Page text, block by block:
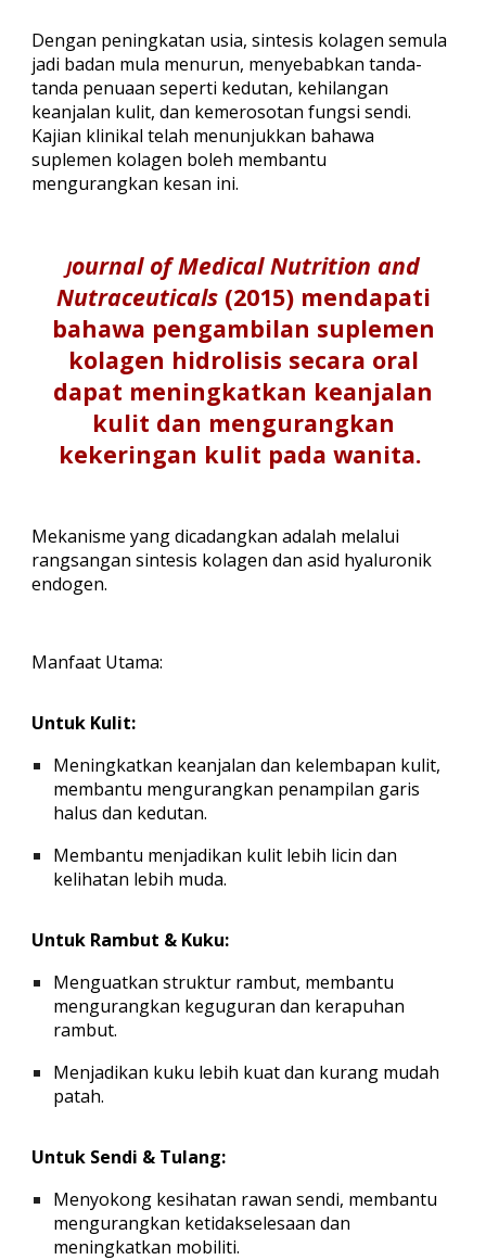
Dengan peningkatan usia, sintesis kolagen semula
jadi badan mula menurun, menyebabkan tanda-
tanda penuaan seperti kedutan, kehilangan
keanjalan kulit, dan kemerosotan fungsi sendi.
Kajian klinikal telah menunjukkan bahawa
suplemen kolagen boleh membantu
mengurangkan kesan ini.
Journal of Medical Nutrition and
Nutraceuticals(2015) mendapati
bahawa pengambilan suplemen
kolagen hidrolisis secara oral
dapat meningkatkan keanjalan
kulit dan mengurangkan
kekeringan kulit pada wanita.
Mekanisme yang dicadangkan adalah melalui
rangsangan sintesis kolagen dan asid hyaluronik
endogen.
Manfaat Utama:
Untuk Kulit:
Meningkatkan keanjalan dan kelembapan kulit,
membantu mengurangkan penampilan garis
halus dan kedutan.
Membantu menjadikan kulit lebih licin dan
kelihatan lebih muda.
Untuk Rambut & Kuku:
Menguatkan struktur rambut, membantu
mengurangkan keguguran dan kerapuhan
rambut.
Menjadikan kuku lebih kuat dan kurang mudah
patah.
Untuk Sendi & Tulang:
Menyokong kesihatan rawan sendi, membantu
mengurangkan ketidakselesaan dan
meningkatkan mobiliti.